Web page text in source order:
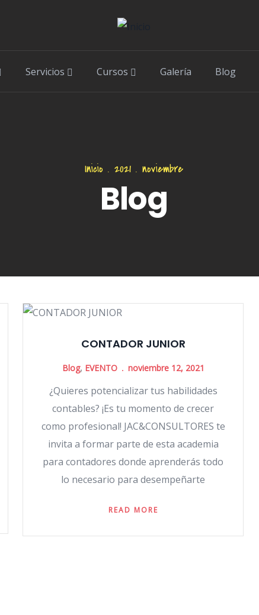
Servicios Cursos Galería Blog
Inicio . 2021 . noviembre
Blog
CONTADOR JUNIOR
Blog, EVENTO noviembre 12, 2021
¿Quieres potencializar tus habilidades
contables? ¡Es tu momento de crecer
como profesional! JAC&CONSULTORES te
invita a formar parte de esta academia
para contadores donde aprenderás todo
lo necesario para desempeñarte
READ MORE